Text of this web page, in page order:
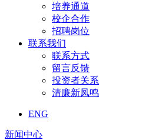
培养通道
校企合作
招聘岗位
联系我们
联系方式
留言反馈
投资者关系
清廉新凤鸣
ENG
新闻中心